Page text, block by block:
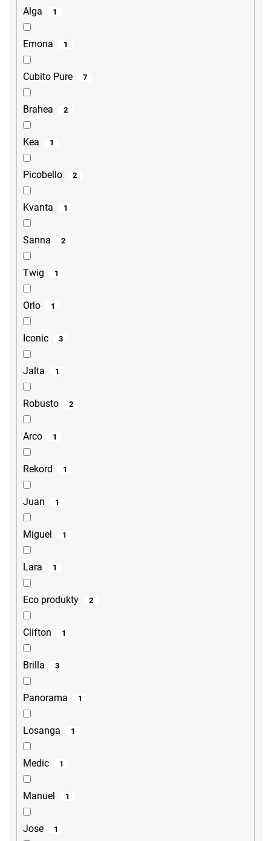
Alga 1
Emona 1
Cubito Pure 7
Brahea 2
Kea 1
Picobello 2
Kvanta 1
Sanna 2
Twig 1
Orlo 1
Iconic 3
Jalta 1
Robusto 2
Arco 1
Rekord 1
Juan 1
Miguel 1
Lara 1
Eco produkty 2
Clifton 1
Brilla 3
Panorama 1
Losanga 1
Medic 1
Manuel 1
Jose 1